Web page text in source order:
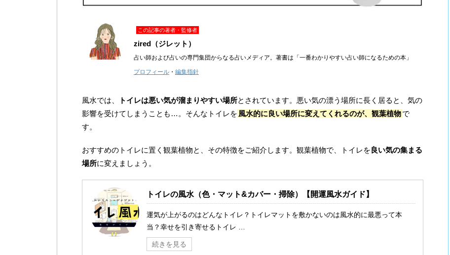
この記事の著者・監修者
zired（ジレット）
占い師および占いの専門集団からなる占いメディア。著書は「一番わかりやすい占い師になるための本」
プロフィール ・ 編集指針
風水では、 トイレは悪い気が溜まりやすい場所とされています。悪い気の漂う場所に長く居ると、気の
影響を受けてしまうことも…。そんなトイレを 風水的に良い場所に変えてくれるのが、観葉植物で
す。
おすすめのトイレに置く観葉植物と、その特徴をご紹介します。観葉植物で、トイレを良い気の集まる
場所に変えましょう。
トイレの風水（色・マット&カバー・掃除）【開運風水ガイド】
運気が上がるのはどんなトイレ？トイレマットを敷かないのは風水的に最悪って本
当？幸せを引き寄せるトイレ …
続きを見る